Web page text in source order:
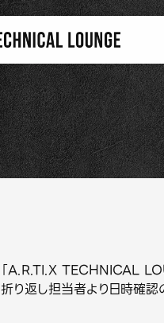
「A.R.TI.X TECHNICAL
折り返し担当者より日時確認